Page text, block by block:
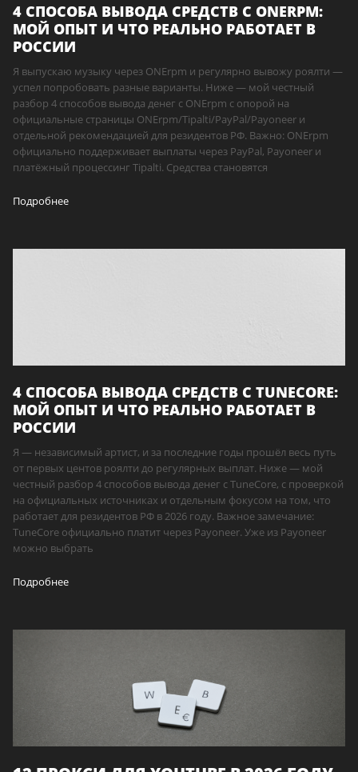
4 СПОСОБА ВЫВОДА СРЕДСТВ С ONERPM:
МОЙ ОПЫТ И ЧТО РЕАЛЬНО РАБОТАЕТ В
РОССИИ
Я выпускаю музыку через ONErpm и регулярно вывожу роялти —
успел попробовать разные варианты. Ниже — мой честный
разбор 4 способов вывода денег с ONErpm с опорой на
официальные страницы ONErpm/Tipalti/PayPal/Payoneer и
отдельной рекомендацией для резидентов РФ. Важно: ONErpm
официально поддерживает выплаты через PayPal, Payoneer и
платёжный процессинг Tipalti. Средства становятся
Подробнее
4 СПОСОБА ВЫВОДА СРЕДСТВ С TUNECORE:
МОЙ ОПЫТ И ЧТО РЕАЛЬНО РАБОТАЕТ В
РОССИИ
Я — независимый артист, и за последние годы прошёл весь путь
от первых центов роялти до регулярных выплат. Ниже — мой
честный разбор 4 способов вывода денег с TuneCore, с проверкой
на официальных источниках и отдельным фокусом на том, что
работает для резидентов РФ в 2026 году. Важное замечание:
TuneCore официально платит через Payoneer. Уже из Payoneer
можно выбрать
Подробнее